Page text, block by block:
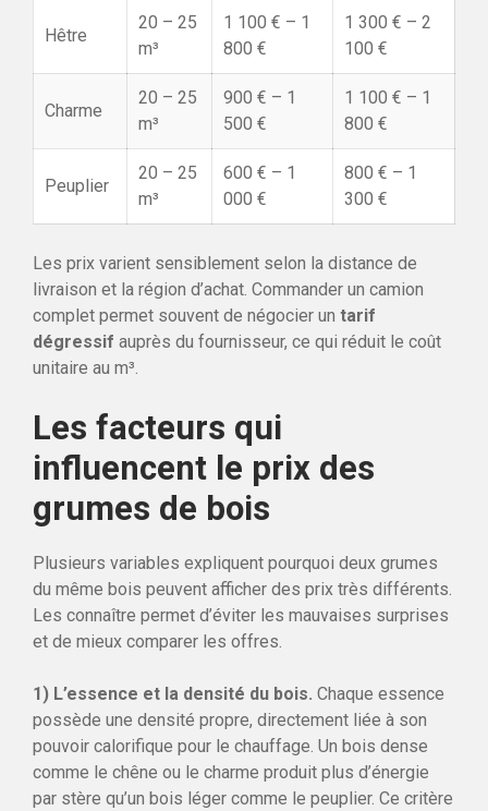
Hêtre
20 – 25
m³
1 100 € – 1
800 €
1 300 € – 2
100 €
Charme
20 – 25
m³
900 € – 1
500 €
1 100 € – 1
800 €
Peuplier
20 – 25
m³
600 € – 1
000 €
800 € – 1
300 €
Les prix varient sensiblement selon la distance de
livraison et la région d’achat. Commander un camion
complet permet souvent de négocier un tarif
dégressif auprès du fournisseur, ce qui réduit le coût
unitaire au m³.
Les facteurs qui
influencent le prix des
grumes de bois
Plusieurs variables expliquent pourquoi deux grumes
du même bois peuvent afficher des prix très différents.
Les connaître permet d’éviter les mauvaises surprises
et de mieux comparer les offres.
1) L’essence et la densité du bois. Chaque essence
possède une densité propre, directement liée à son
pouvoir calorifique pour le chauffage. Un bois dense
comme le chêne ou le charme produit plus d’énergie
par stère qu’un bois léger comme le peuplier. Ce critère